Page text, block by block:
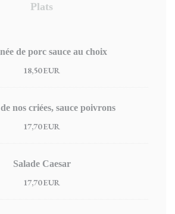
Plats
de porc sauce au choix
18,50 EUR
nos criées, sauce poivrons
17,70 EUR
Salade Caesar
17,70 EUR